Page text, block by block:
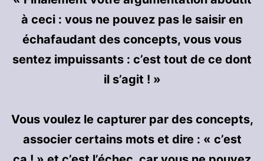
à ceci : vous ne pouvez pas le saisir en
échafaudant des concepts, vous vous
sentez impuissants : c’est tout de ce dont
il s’agit ! »
Vous voulez le capturer par des concepts,
associer certains mots et dire : « c’est